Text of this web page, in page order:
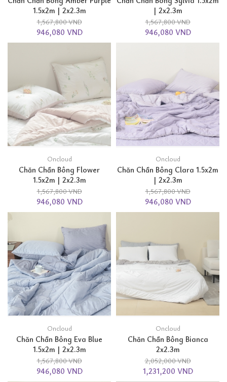
1.5x2m | 2x2.3m
1,567,800 VND
946,080 VND
| 2x2.3m
1,567,800 VND
946,080 VND
Oncloud
Chăn Chần Bông Flower
1.5x2m | 2x2.3m
1,567,800 VND
946,080 VND
Oncloud
Chăn Chần Bông Clara 1.5x2m
| 2x2.3m
1,567,800 VND
946,080 VND
Oncloud
Chăn Chần Bông Eva Blue
1.5x2m | 2x2.3m
1,567,800 VND
946,080 VND
Oncloud
Chăn Chần Bông Bianca
2x2.3m
2,052,000 VND
1,231,200 VND